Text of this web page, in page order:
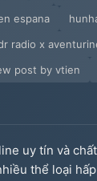
espana
radio x
post by vtien
uy tín và
thể loại